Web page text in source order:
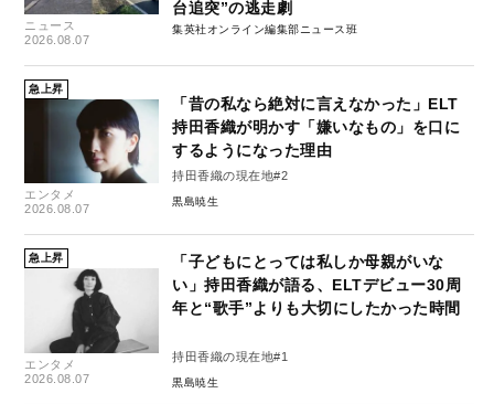
ニュース
2026.08.07
台追突”の逃走劇
集英社オンライン編集部ニュース班
急上昇
エンタメ
2026.08.07
「昔の私なら絶対に言えなかった」ELT
持田香織が明かす「嫌いなもの」を口に
するようになった理由
持田香織の現在地#2
黒島暁生
急上昇
エンタメ
2026.08.07
「子どもにとっては私しか母親がいな
い」持田香織が語る、ELTデビュー30周
年と“歌手”よりも大切にしたかった時間
持田香織の現在地#1
黒島暁生